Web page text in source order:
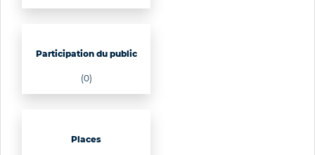
Participation du public
(0)
Places